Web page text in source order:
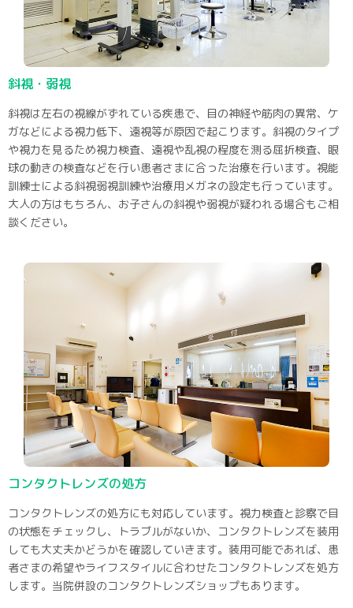
斜視・弱視
斜視は左右の視線がずれている疾患で、目の神経や筋肉の異常、ケ
ガなどによる視力低下、遠視等が原因で起こります。斜視のタイプ
や視力を見るため視力検査、遠視や乱視の程度を測る屈折検査、眼
球の動きの検査などを行い患者さまに合った治療を行います。視能
訓練士による斜視弱視訓練や治療用メガネの設定も行っています。
大人の方はもちろん、お子さんの斜視や弱視が疑われる場合もご相
談ください。
コンタクトレンズの処方
コンタクトレンズの処方にも対応しています。視力検査と診察で目
の状態をチェックし、トラブルがないか、コンタクトレンズを装用
しても大丈夫かどうかを確認していきます。装用可能であれば、患
者さまの希望やライフスタイルに合わせたコンタクトレンズを処方
します。当院併設のコンタクトレンズショップもあります。